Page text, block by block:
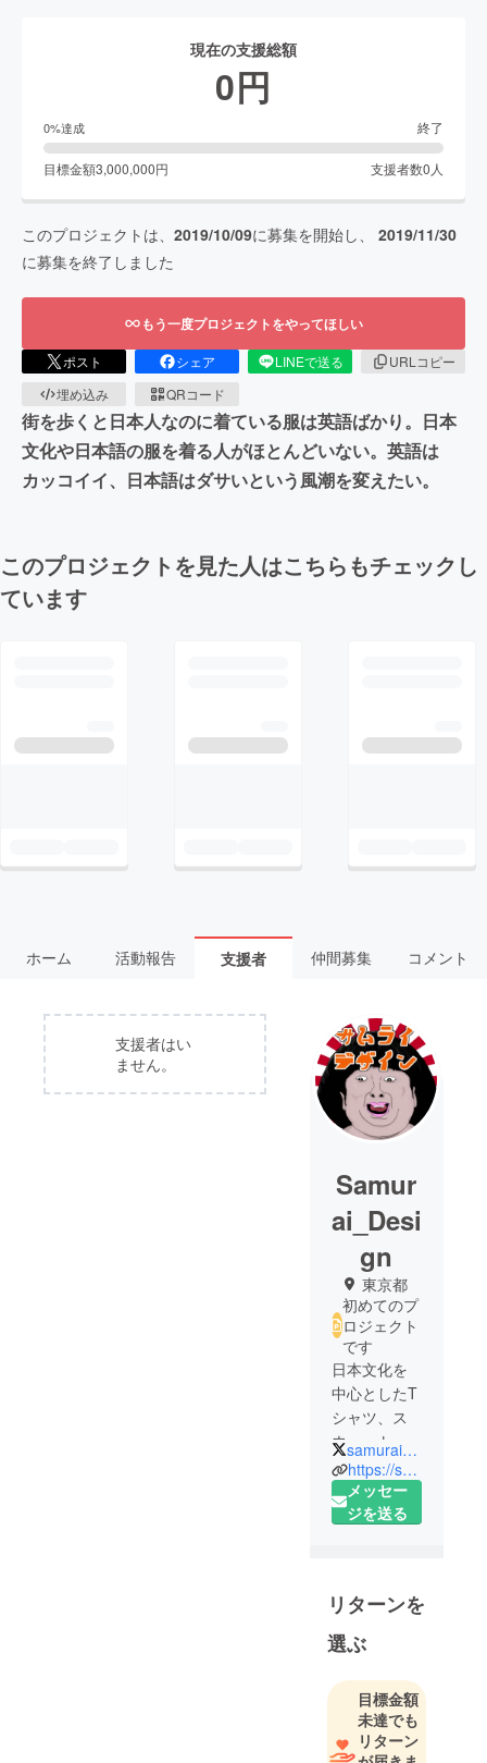
現在の支援総額
0円
0%達成 終了
目標金額3,000,000円 支援者数0 人
このプロジェクトは、 2019/10/09に募集を開始し、 2019/11/30
に募集を終了しました
もう一度プロジェクトをやってほしい
ポスト シェア LINEで送る
URLコピー
埋め込み
QRコード
街を歩くと日本人なのに着ている服は英語ばかり。日本
文化や日本語の服を着る人がほとんどいない。英語は
カッコイイ、日本語はダサいという風潮を変えたい。
このプロジェクトを見た人はこちらもチェックし
ています
ホーム 活動報告 支援者 仲間募集 コメント
支援者はい
ません。
Samur
ai_Desi
gn
東京都
初めてのプ
ロジェクト
です
日本文化を
中心としたT
シャツ、ス
ウェット、
パーカーを
販売。海外
からも人気
パニーズカ
ルチャーを
プリント。
おもしろT
シャツやレ
トロTシャツ
などもあり
samuraidesignja
https://samuraishop.official.ec/
メッセー
ジを送る
リターンを
選ぶ
目標金額
未達でも
リターン